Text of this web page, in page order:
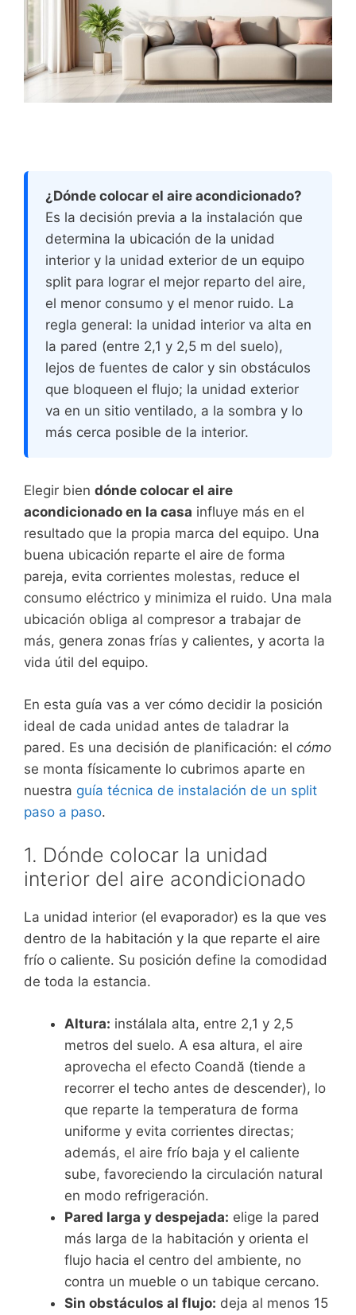
¿Dónde colocar el aire acondicionado?
Es la decisión previa a la instalación que
determina la ubicación de la unidad
interior y la unidad exterior de un equipo
split para lograr el mejor reparto del aire,
el menor consumo y el menor ruido. La
regla general: la unidad interior va alta en
la pared (entre 2,1 y 2,5 m del suelo),
lejos de fuentes de calor y sin obstáculos
que bloqueen el flujo; la unidad exterior
va en un sitio ventilado, a la sombra y lo
más cerca posible de la interior.
Elegir bien dónde colocar el aire
acondicionado en la casa influye más en el
resultado que la propia marca del equipo. Una
buena ubicación reparte el aire de forma
pareja, evita corrientes molestas, reduce el
consumo eléctrico y minimiza el ruido. Una mala
ubicación obliga al compresor a trabajar de
más, genera zonas frías y calientes, y acorta la
vida útil del equipo.
En esta guía vas a ver cómo decidir la posición
ideal de cada unidad antes de taladrar la
pared. Es una decisión de planificación: el cómo
se monta físicamente lo cubrimos aparte en
nuestra guía técnica de instalación de un split
paso a paso.
1. Dónde colocar la unidad
interior del aire acondicionado
La unidad interior (el evaporador) es la que ves
dentro de la habitación y la que reparte el aire
frío o caliente. Su posición define la comodidad
de toda la estancia.
Altura: instálala alta, entre 2,1 y 2,5
metros del suelo. A esa altura, el aire
aprovecha el efecto Coandă (tiende a
recorrer el techo antes de descender), lo
que reparte la temperatura de forma
uniforme y evita corrientes directas;
además, el aire frío baja y el caliente
sube, favoreciendo la circulación natural
en modo refrigeración.
Pared larga y despejada: elige la pared
más larga de la habitación y orienta el
flujo hacia el centro del ambiente, no
contra un mueble o un tabique cercano.
Sin obstáculos al flujo: deja al menos 15